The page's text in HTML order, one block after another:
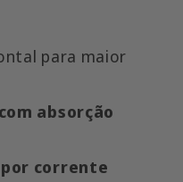
para maior
absorção
por corrente